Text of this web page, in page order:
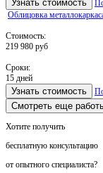
Узнать стоимость
Облицовка
Стоимость:
219 980 руб
Сроки:
15 дней
Узнать стоимость
Смотреть еще
Хотите получить
бесплатную консультацию
от опытного специалиста?